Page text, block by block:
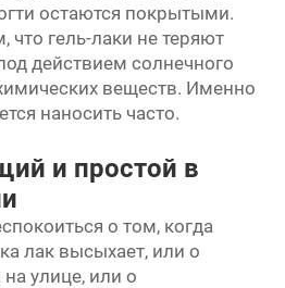
остаются покрытыми.
что гель-лаки не теряют
действием солнечного
веществ. Именно
наносить часто.
и простой в
о том, когда
лак высыхает, или о
улице, или о